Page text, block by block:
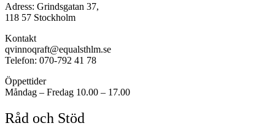
Adress: Grindsgatan 37,
118 57 Stockholm
Kontakt
qvinnoqraft@equalsthlm.se
Telefon: 070-792 41 78
Öppettider
Måndag – Fredag 10.00 – 17.00
Råd och Stöd